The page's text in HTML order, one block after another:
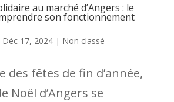
au marché d’Angers : le
son fonctionnement
Déc 17, 2024| Non classé
des fêtes de fin d’année,
Noël d’Angers se